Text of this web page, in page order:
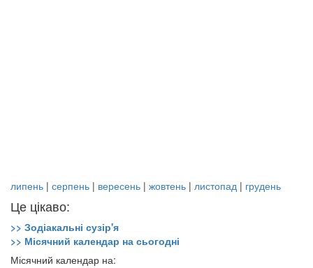
липень | серпень | вересень | жовтень | листопад | грудень
Це цікаво:
>> Зодіакальні сузір'я
>> Місячний календар на сьогодні
Місячний календар на: